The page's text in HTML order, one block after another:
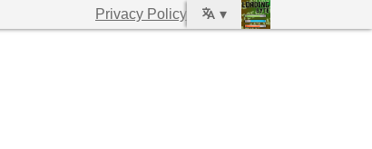
Privacy Policy ▾